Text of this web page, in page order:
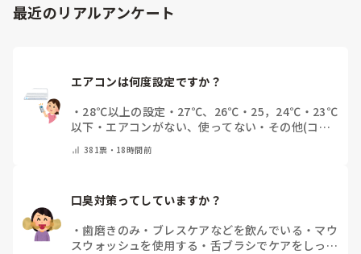
最近のリアルアンケート
エアコンは何度設定ですか？
・ 28℃以上の設定 ・ 27℃、26℃ ・ 25，24℃ ・ 23℃
以下 ・ エアコンがない、使ってない ・ その他(コメ
381票・ 18時間前
口臭対策ってしていますか？
・歯磨きのみ ・ ブレスケアなどを飲んでいる ・ マウ
スウォッシュを使用する ・ 舌ブラシでケアをしっか